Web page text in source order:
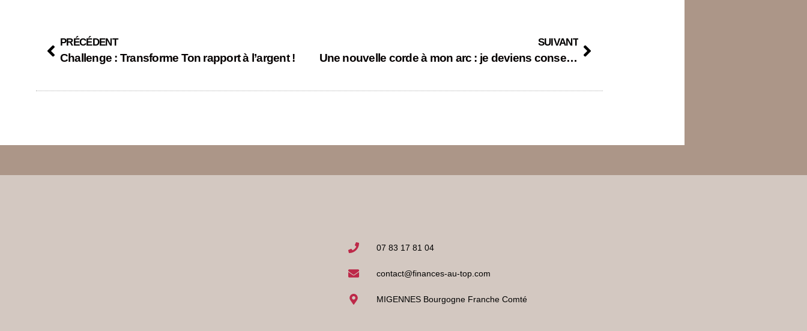
PRÉCÉDENT
Challenge : Transforme Ton rapport à l’argent !
SUIVANT
Une nouvelle corde à mon arc : je deviens conseillère en création et en gestion du patrimoine !
07 83 17 81 04
contact@finances-au-top.com
MIGENNES Bourgogne Franche Comté